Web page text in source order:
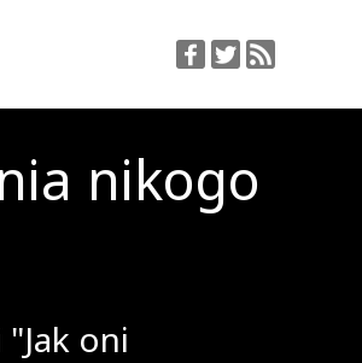
nikogo
oni